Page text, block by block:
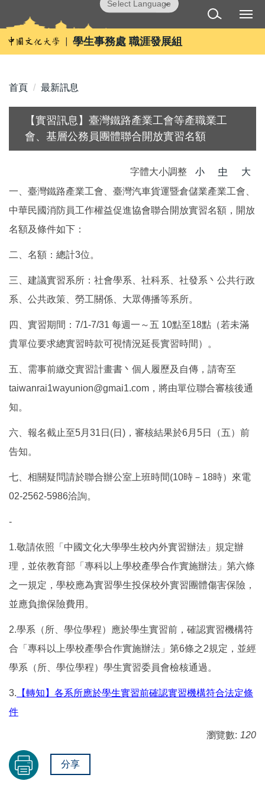
到
主
區
學生事務處 職涯發展組
Translate
首頁 最新訊息
【實習訊息】臺灣鐵路產業工會等產職業工
會、基層公務員團體聯合開放實習名額
字體大小調整 小 中
大
一、臺灣鐵路產業工會、臺灣汽車貨運暨倉儲業產業工會、
中華民國消防員工作權益促進協會聯合開放實習名額，開放
名額及條件如下：
二、名額：總計3位。
三、建議實習系所：社會學系、社科系、社發系丶公共行政
系、公共政策、勞工關係、大眾傳播等系所。
四、實習期間： 7/1-7/31 每週一～五 10點至18點（若未滿
貴單位要求總實習時款可視情況延長實習時間）。
五、需事前繳交實習計畫書丶個人履歷及自傳，請寄至
taiwanrai1wayunion@gmai1.com ，將由單位聯合審核後通
知。
六、報名截止至5月 31 日 (日 ) ，審核結果於6月 5日（五）前
告知。
七、相關疑問請於聯合辦公室上班時間(10時－ 18時）來電
02-2562-5986洽詢。
-
1.敬請依照「中國文化大學學生校內外實習辦法」規定辦
理，並依教育部「專科以上學校產學合作實施辦法」第六條
之一規定，學校應為實習學生投保校外實習團體傷害保險，
並應負擔保險費用。
2.學系（所、學位學程）應於學生實習前，確認實習機構符
合「專科以上學校產學合作實施辦法」第6條之2規定，並經
學系（所、學位學程）學生實習委員會檢核通過。
3. 【轉知】各系所應於學生實習前確認實習機構符合法定條
件
瀏覽數: 120
分享